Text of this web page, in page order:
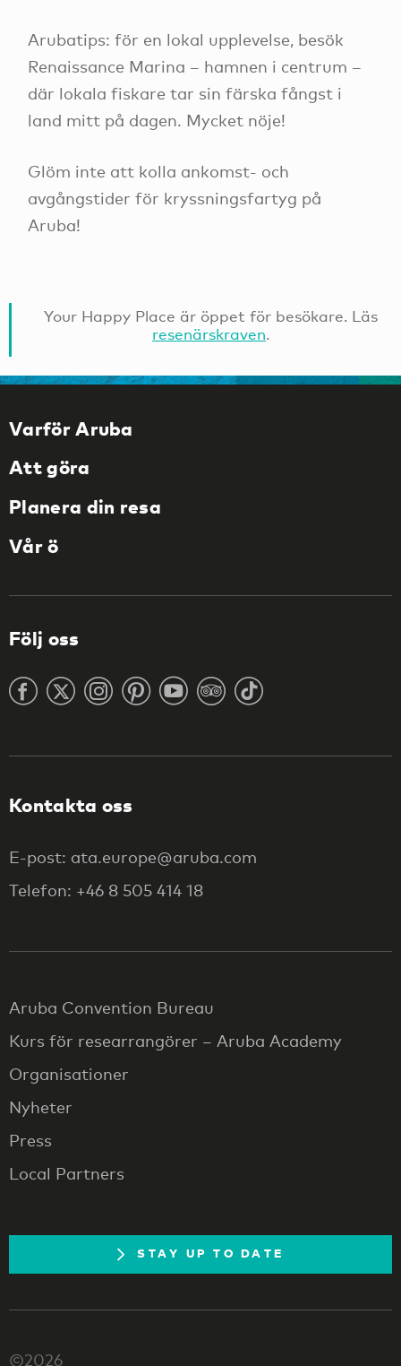
Arubatips: för en lokal upplevelse, besök
Renaissance Marina – hamnen i centrum –
där lokala fiskare tar sin färska fångst i
land mitt på dagen. Mycket nöje!
Glöm inte att kolla ankomst- och
avgångstider för kryssningsfartyg på
Aruba!
Your Happy Place är öppet för besökare. Läs
resenärskraven.
Varför Aruba
Att göra
Planera din resa
Vår ö
Följ oss
Kontakta oss
E-post: ata.europe@aruba.com
Telefon: +46 8 505 414 18
Aruba Convention Bureau
Kurs för researrangörer – Aruba Academy
Organisationer
Nyheter
Press
Local Partners
STAY UP TO DATE
©2026